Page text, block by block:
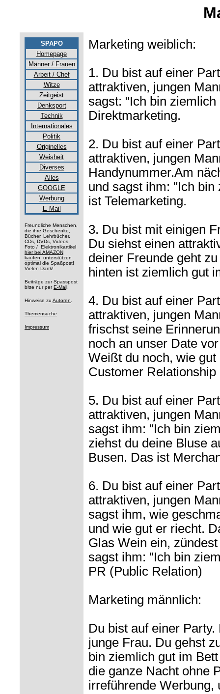
SPAPO
Homepage
Männer / Frauen
Arbeit / Chef
Witze
Zeitgeist
Denksport
Technik
Internationales
Politik
Originelles
Weisheit
Diverses
Alles
GOOGLE
Werbung
E-Mail
Freundliche Menschen,
die ihre Geschenke,
Bücher, Lehrbücher,
CDs, DVDs, Videos,
Foto / Elektronikartikel
hier bei AMAZON
kaufen, unterstützen
optimal die Spaßpost!
Vielen Dank!
Beiträge zur Spasspost
bitte nur per E-Mai l.
Hinweise zu Autoren.
Themensuche
Impressum
Marketing weiblich:
1. Du bist auf einer
attraktiven, jungen
sagst: "Ich bin
Direktmarketing.
2. Du bist auf einer
attraktiven, jungen
Handynummer.Am
und sagst ihm: "Ich
ist Telemarketing.
3. Du bist mit einigen
Du siehst einen
deiner Freunde geht
hinten ist ziemlich gut
4. Du bist auf einer
attraktiven, jungen
frischst seine
noch an unser Date
Weißt du noch, wie
Customer
5. Du bist auf einer
attraktiven, jungen
sagst ihm: "Ich bin
ziehst du deine Bluse
Busen. Das ist
6. Du bist auf einer
attraktiven, jungen
sagst ihm, wie
und wie gut er riecht.
Glas Wein ein,
sagst ihm: "Ich bin
PR (Public Relation)
Marketing männlich:
Du bist auf einer
junge Frau. Du gehst
bin ziemlich gut im
die ganze Nacht ohne
irreführende Werbung,